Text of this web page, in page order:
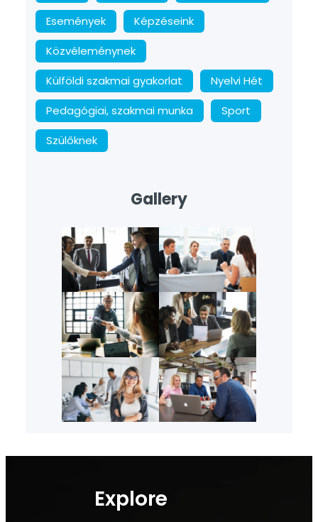
Események
Képzéseink
Közvéleménynek
Külföldi szakmai gyakorlat
Nyelvi Hét
Pedagógiai, szakmai munka
Sport
Szülőknek
Gallery
Explore